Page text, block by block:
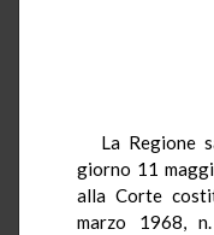
La Regione
giorno 11
alla Corte
marzo 1968,